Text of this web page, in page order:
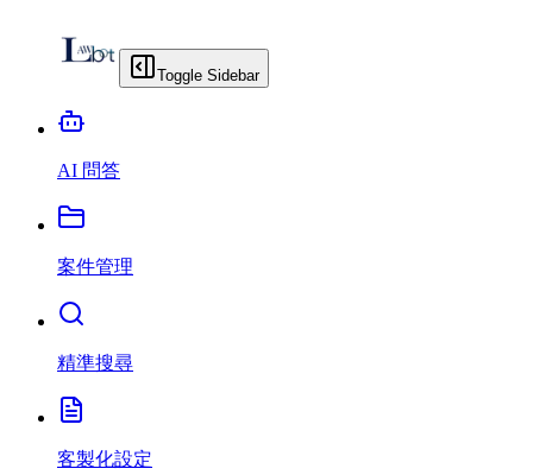
Toggle Sidebar
AI 問答
案件管理
精準搜尋
客製化設定